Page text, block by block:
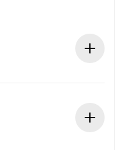
im Voraus.